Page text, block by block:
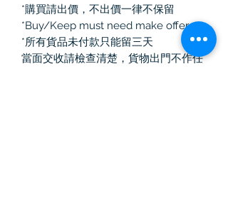
*購買請出價，不出價一律不保留
*Buy/Keep must need make offer
*所有貨品未付款只能留三天
當面交收請檢查清楚，貨物出門不作任